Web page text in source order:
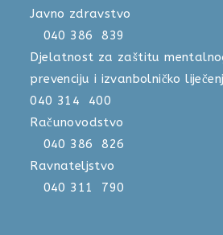
Javno
040 386 839
Djelatnost za zaštitu
prevenciju i izvanbolničko
040 314 400
040 386 826
040 311 790